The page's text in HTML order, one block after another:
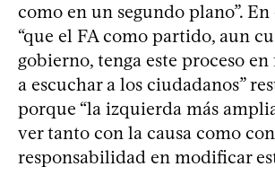
como en un segundo plano”. En
“que el FA como partido, aun
gobierno, tenga este proceso
a escuchar a los ciudadanos”
porque “la izquierda más
ver tanto con la causa como
responsabilidad en modificar